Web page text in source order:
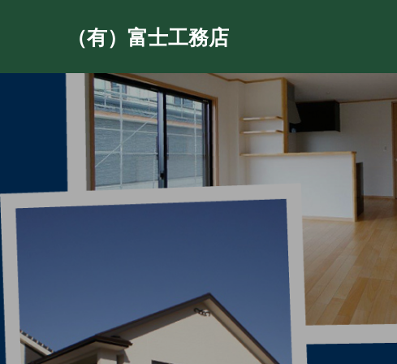
（有）富士工務店